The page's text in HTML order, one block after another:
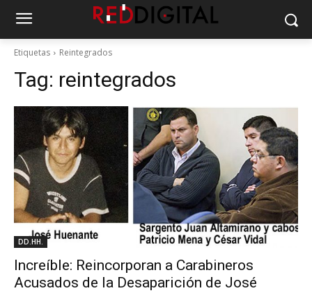
Etiquetas Reintegrados
Tag: reintegrados
DD.HH.
Increíble: Reincorporan a Carabineros
Acusados de la Desaparición de José